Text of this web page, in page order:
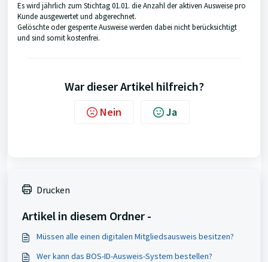
Es wird jährlich zum Stichtag 01.01. die Anzahl der aktiven Ausweise pro
Kunde ausgewertet und abgerechnet.
Gelöschte oder gesperrte Ausweise werden dabei nicht berücksichtigt
und sind somit kostenfrei.
War dieser Artikel hilfreich?
Nein Ja
Drucken
Artikel in diesem Ordner -
Müssen alle einen digitalen Mitgliedsausweis besitzen?
Wer kann das BOS-ID-Ausweis-System bestellen?